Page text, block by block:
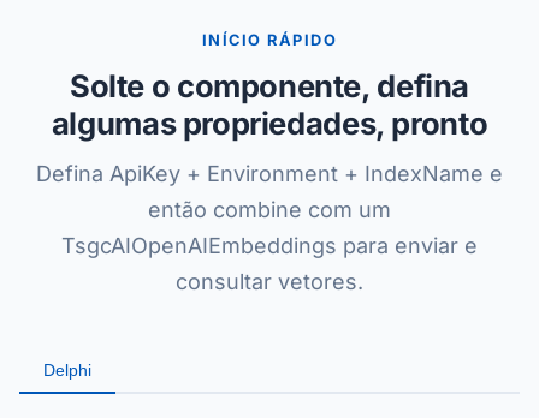
INÍCIO RÁPIDO
Solte o componente, defina
algumas propriedades, pronto
Defina ApiKey + Environment + IndexName e
então combine com um
TsgcAIOpenAIEmbeddings para enviar e
consultar vetores.
Delphi